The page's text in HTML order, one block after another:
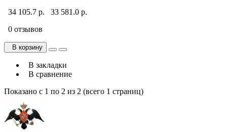
34 105.7 р.
33 581.0 р.
0 отзывов
В корзину
В закладки
В сравнение
Показано с 1 по 2 из 2 (всего 1 страниц)